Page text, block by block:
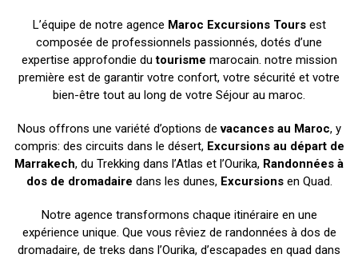
L’équipe de notre agence Maroc Excursions Toursest
composée de professionnels passionnés, dotés d’une
expertise approfondie du tourisme marocain. notre mission
première est de garantir votre confort, votre sécurité et votre
bien-être tout au long de votre Séjour au maroc.
Nous offrons une variété d’options devacances au Maroc, y
compris: des circuits dans le désert, Excursions au départ de
Marrakech, du Trekking dans l’Atlas et l’Ourika, Randonnées à
dos de dromadaire dans les dunes, Excursionsen Quad.
Notre agence transformons chaque itinéraire en une
expérience unique. Que vous rêviez de randonnées à dos de
dromadaire, de treks dans l’Ourika, d’escapades en quad dans